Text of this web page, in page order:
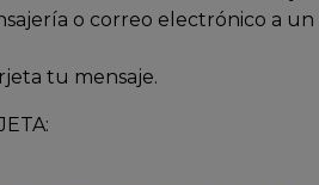
o correo electrónico a un
tu mensaje.